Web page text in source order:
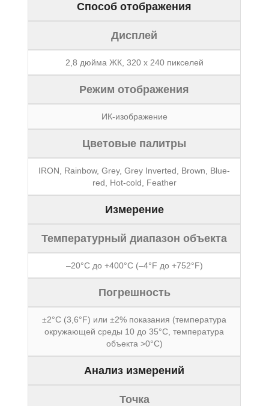
Способ отображения
Дисплей
2,8 дюйма ЖК, 320 x 240 пикселей
Режим отображения
ИК-изображение
Цветовые палитры
IRON, Rainbow, Grey, Grey Inverted, Brown, Blue-
red, Hot-cold, Feather
Измерение
Температурный диапазон объекта
–20°C до +400°C (–4°F до +752°F)
Погрешность
±2°C (3,6°F) или ±2% показания (температура
окружающей среды 10 до 35°C, температура
объекта >0°C)
Анализ измерений
Точка